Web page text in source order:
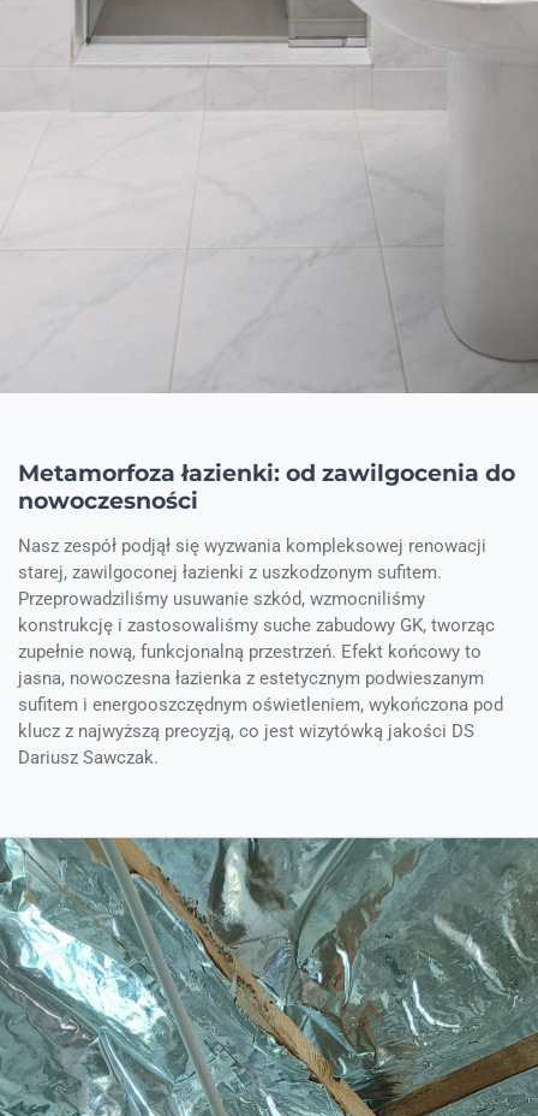
Metamorfoza łazienki: od zawilgocenia do
nowoczesności
Nasz zespół podjął się wyzwania kompleksowej renowacji
starej, zawilgoconej łazienki z uszkodzonym sufitem.
Przeprowadziliśmy usuwanie szkód, wzmocniliśmy
konstrukcję i zastosowaliśmy suche zabudowy GK, tworząc
zupełnie nową, funkcjonalną przestrzeń. Efekt końcowy to
jasna, nowoczesna łazienka z estetycznym podwieszanym
sufitem i energooszczędnym oświetleniem, wykończona pod
klucz z najwyższą precyzją, co jest wizytówką jakości DS
Dariusz Sawczak.